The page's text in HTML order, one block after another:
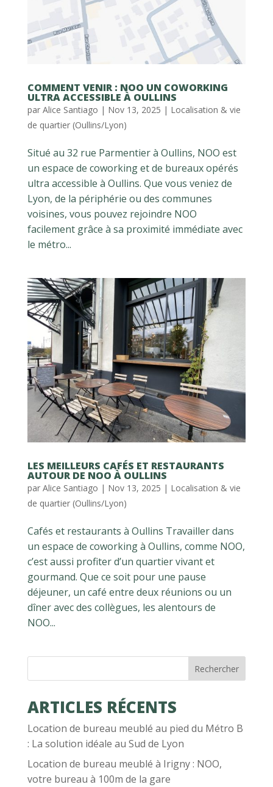
COMMENT VENIR : NOO UN COWORKING
ULTRA ACCESSIBLE À OULLINS
par Alice Santiago | Nov 13, 2025 | Localisation & vie
de quartier (Oullins/Lyon)
Situé au 32 rue Parmentier à Oullins, NOO est
un espace de coworking et de bureaux opérés
ultra accessible à Oullins. Que vous veniez de
Lyon, de la périphérie ou des communes
voisines, vous pouvez rejoindre NOO
facilement grâce à sa proximité immédiate avec
le métro...
LES MEILLEURS CAFÉS ET RESTAURANTS
AUTOUR DE NOO À OULLINS
par Alice Santiago | Nov 13, 2025 | Localisation & vie
de quartier (Oullins/Lyon)
Cafés et restaurants à Oullins Travailler dans
un espace de coworking à Oullins, comme NOO,
c’est aussi profiter d’un quartier vivant et
gourmand. Que ce soit pour une pause
déjeuner, un café entre deux réunions ou un
dîner avec des collègues, les alentours de
NOO...
Rechercher
ARTICLES RÉCENTS
Location de bureau meublé au pied du Métro B
: La solution idéale au Sud de Lyon
Location de bureau meublé à Irigny : NOO,
votre bureau à 100m de la gare